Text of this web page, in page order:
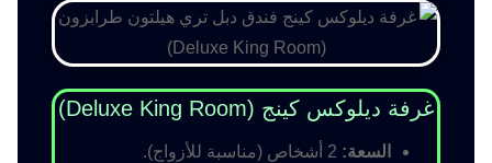
غرفة ديلوكس كينج (Deluxe King Room)
السعة: